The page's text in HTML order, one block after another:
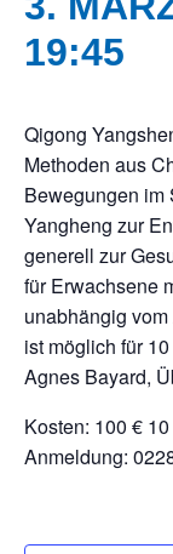
19:45
Qigong
Methoden aus
Bewegungen im
Yangheng zur
generell zur
für Erwachsene
unabhängig
ist möglich für 10
Agnes Bayard,
Kosten: 100 €
Anmeldung: